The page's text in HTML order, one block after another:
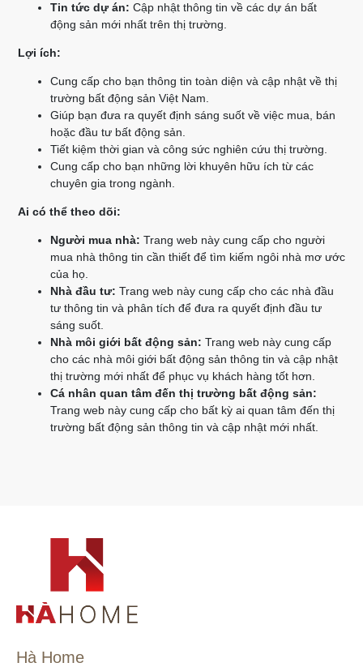
Tin tức dự án: Cập nhật thông tin về các dự án bất
động sản mới nhất trên thị trường.
Lợi ích:
Cung cấp cho bạn thông tin toàn diện và cập nhật về thị
trường bất động sản Việt Nam.
Giúp bạn đưa ra quyết định sáng suốt về việc mua, bán
hoặc đầu tư bất động sản.
Tiết kiệm thời gian và công sức nghiên cứu thị trường.
Cung cấp cho bạn những lời khuyên hữu ích từ các
chuyên gia trong ngành.
Ai có thể theo dõi:
Người mua nhà: Trang web này cung cấp cho người
mua nhà thông tin cần thiết để tìm kiếm ngôi nhà mơ ước
của họ.
Nhà đầu tư: Trang web này cung cấp cho các nhà đầu
tư thông tin và phân tích để đưa ra quyết định đầu tư
sáng suốt.
Nhà môi giới bất động sản: Trang web này cung cấp
cho các nhà môi giới bất động sản thông tin và cập nhật
thị trường mới nhất để phục vụ khách hàng tốt hơn.
Cá nhân quan tâm đến thị trường bất động sản:
Trang web này cung cấp cho bất kỳ ai quan tâm đến thị
trường bất động sản thông tin và cập nhật mới nhất.
Hà Home